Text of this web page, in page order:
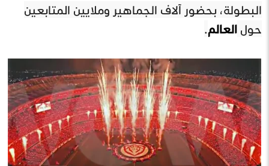
البطولة، بحضور آلاف الجماهير وملايين المتابعين
حول العالم.